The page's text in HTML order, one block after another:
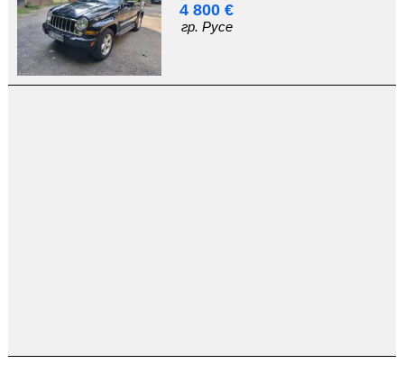
4 800 €
гр. Русе